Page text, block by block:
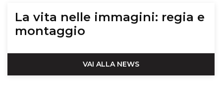
La vita nelle immagini: regia e
montaggio
VAI ALLA NEWS